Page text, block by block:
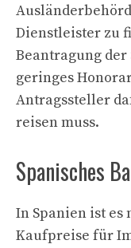
Dienstleister zu
Beantragung
geringes
Antragssteller
reisen muss.
Spanisches
In Spanien ist es
Kaufpreise für